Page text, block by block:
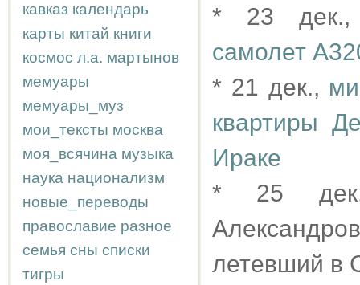
кавказ календарь
карты китай книги
космос л.а. мартынов
мемуары
мемуары_муз
мои_тексты москва
моя_всячина музыка
наука национализм
новые_переводы
православие разное
семья сны списки
тигры
* 23
самолет
* 21 дек.,
квартиры
Ираке
* 25
летевший в